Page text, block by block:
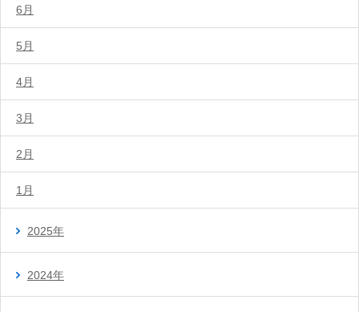
6月
5月
4月
3月
2月
1月
2025年
2024年